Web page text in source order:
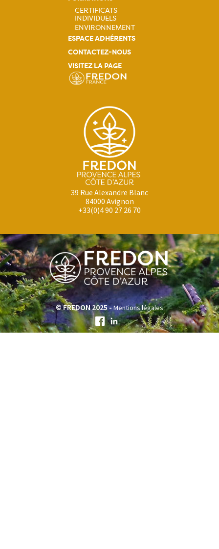
Navigation
principale
CERTIFICATS
INDIVIDUELS
ENVIRONNEMENT
ESPACE ADHÉRENTS
CONTACTEZ-NOUS
VISITEZ LA PAGE
39 Rue Alexandre Blanc
84000 Avignon
+33(0)4 90 27 26 70
© FREDON 2025 -Mentions légales